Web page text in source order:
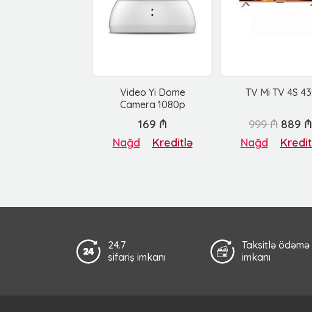
Video Yi Dome
Camera 1080p
TV Mi TV 4S
169 ₼
Nağd Kreditlə
999 ₼ 889 ₼
Nağd
24.7
sifariş imkanı
Taksitlə ödəmə
imkanı